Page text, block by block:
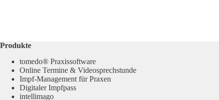
Produkte
tomedo® Praxissoftware
Online Termine & Videosprechstunde
Impf-Management für Praxen
Digitaler Impfpass
intellimago